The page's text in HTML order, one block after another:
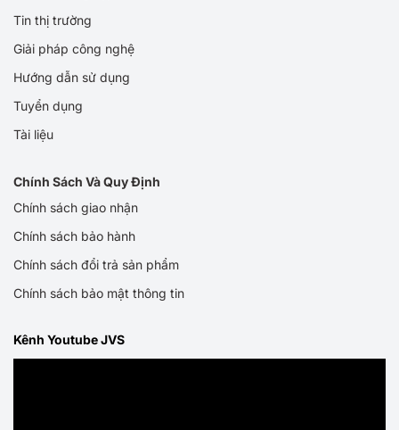
Tin thị trường
Giải pháp công nghệ
Hướng dẫn sử dụng
Tuyển dụng
Tài liệu
Chính Sách Và Quy Định
Chính sách giao nhận
Chính sách bảo hành
Chính sách đổi trả sản phẩm
Chính sách bảo mật thông tin
Kênh Youtube JVS